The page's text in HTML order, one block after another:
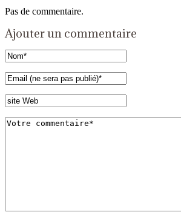
Pas de commentaire.
Ajouter un commentaire